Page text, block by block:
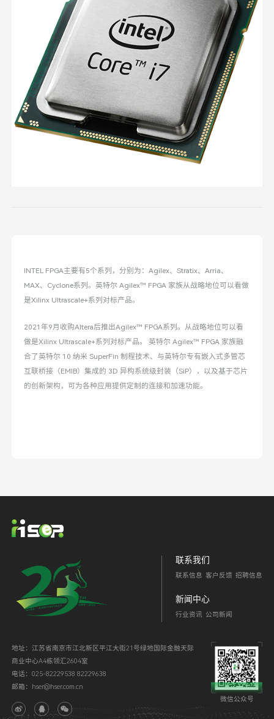
INTEL FPGA主要有5个系列，分别为：Agilex、Stratix、Arria、
MAX、Cyclone系列。英特尔 Agilex™ FPGA 家族从战略地位可以看做
是Xilinx Ultrascale+系列对标产品。
2021年9月收购Altera后推出Agilex™ FPGA系列。从战略地位可以看
做是Xilinx Ultrascale+系列对标产品。 英特尔 Agilex™ FPGA 家族融
合了英特尔 10 纳米 SuperFin 制程技术、与英特尔专有嵌入式多管芯
互联桥接（EMIB）集成的 3D 异构系统级封装（SiP），以及基于芯片
的创新架构，可为各种应用提供定制的连接和加速功能。
联系我们
联系信息 客户反馈 招聘信息
新闻中心
行业资讯 公司新闻
地址：江苏省南京市江北新区平江大街21号绿地国际金融天际
商业中心A4栋领汇2604室
电话：025-82229538 82229638
邮箱：hser@hser.com.cn
微信公众号